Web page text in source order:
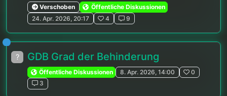
Verschoben
Öffentliche Diskussionen
24. Apr. 2026, 20:17
4 9
? GDB Grad der Behinderung
Öffentliche Diskussionen 8. Apr. 2026, 14:00
0
3